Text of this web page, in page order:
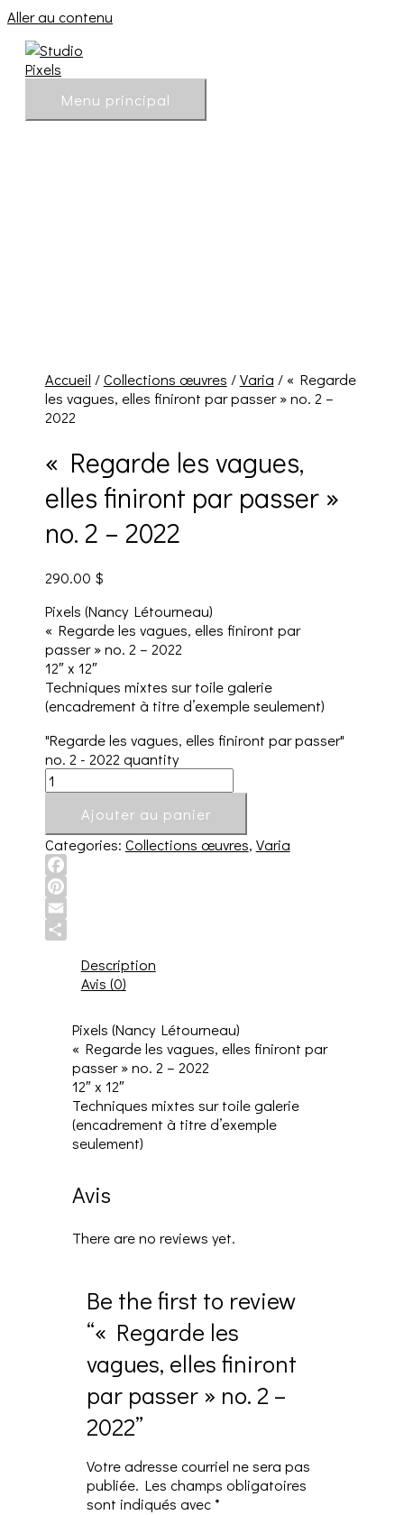
Aller au contenu
Menu principal
Accueil /Collections œuvres /Varia / « Regarde
les vagues, elles finiront par passer » no. 2 –
2022
« Regarde les vagues,
elles finiront par passer »
no. 2 – 2022
290.00 $
Pixels (Nancy Létourneau)
« Regarde les vagues, elles finiront par
passer » no. 2 – 2022
12″ x 12″
Techniques mixtes sur toile galerie
(encadrement à titre d’exemple seulement)
"Regarde les vagues, elles finiront par passer"
no. 2 - 2022 quantity
Ajouter au panier
Categories: Collections œuvres, Varia
Facebook
Pinterest
Email
Description
Avis (0)
Pixels (Nancy Létourneau)
« Regarde les vagues, elles finiront par
passer » no. 2 – 2022
12″ x 12″
Techniques mixtes sur toile galerie
(encadrement à titre d’exemple
seulement)
Avis
There are no reviews yet.
Be the first to review
“« Regarde les
vagues, elles finiront
par passer » no. 2 –
2022”
Votre adresse courriel ne sera pas
publiée. Les champs obligatoires
sont indiqués avec*